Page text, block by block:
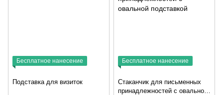
Бесплатное нанесение
Подставка для визиток
Бесплатное нанесение
Стаканчик для письменных
принадлежностей с овальной